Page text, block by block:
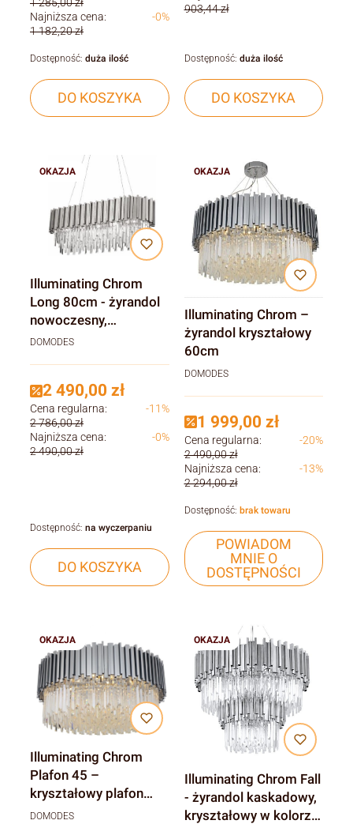
Najniższa cena:
1 182,20 zł
-0%
DO KOSZYKA
Dostępność: duża ilość
903,44 zł
DO KOSZYKA
Dostępność: duża ilość
OKAZJA
Illuminating Chrom
Long 80cm - żyrandol
nowoczesny,
kryształowy
DOMODES
2 490,00 zł
Cena regularna:
2 786,00 zł
-11%
Najniższa cena:
2 490,00 zł
-0%
DO KOSZYKA
Dostępność: na wyczerpaniu
OKAZJA
Illuminating Chrom –
żyrandol kryształowy
60cm
DOMODES
1 999,00 zł
Cena regularna:
2 490,00 zł
-20%
Najniższa cena:
2 294,00 zł
-13%
POWIADOM
MNIE O
DOSTĘPNOŚCI
Dostępność: brak towaru
OKAZJA
Illuminating Chrom
Plafon 45 –
kryształowy plafon
45cm
DOMODES
OKAZJA
Illuminating Chrom Fall
- żyrandol kaskadowy,
kryształowy w kolorze